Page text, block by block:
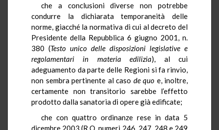
che
a conclusioni diverse non potrebbe
condurre la dichiarata temporaneità delle
norme, giacché la normativa di cui al decreto del
Presidente della Repubblica 6 giugno 2001, n.
380 (Testo unico delle disposizioni legislative e
regolamentari in materia edilizia), al cui
adeguamento da parte delle Regioni si fa rinvio,
non sembra pertinente al caso de quo e, inoltre,
certamente non transitorio sarebbe l’effetto
prodotto dalla sanatoria di opere già edificate;
che con quattro ordinanze rese in data 5
dicembre 2003 (R.O. numeri 246, 247, 248 e 249